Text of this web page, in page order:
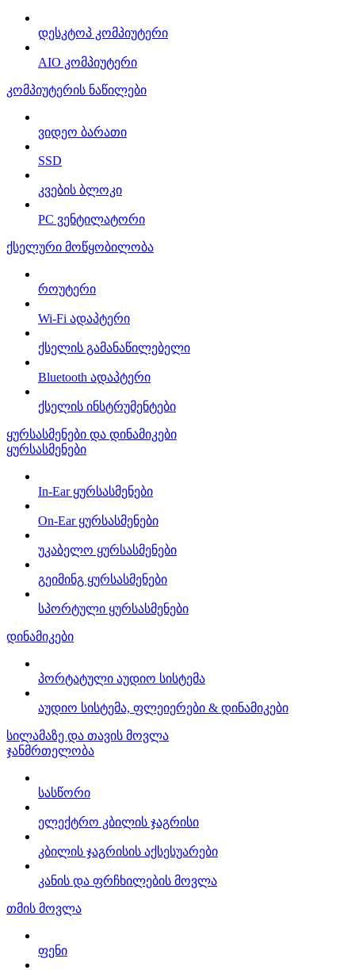
დესკტოპ კომპიუტერი
AIO კომპიუტერი
კომპიუტერის ნაწილები
ვიდეო ბარათი
SSD
კვების ბლოკი
PC ვენტილატორი
ქსელური მოწყობილობა
როუტერი
Wi-Fi ადაპტერი
ქსელის გამანაწილებელი
Bluetooth ადაპტერი
ქსელის ინსტრუმენტები
ყურსასმენები და დინამიკები
ყურსასმენები
In-Ear ყურსასმენები
On-Ear ყურსასმენები
უკაბელო ყურსასმენები
გეიმინგ ყურსასმენები
სპორტული ყურსასმენები
დინამიკები
პორტატული აუდიო სისტემა
აუდიო სისტემა, ფლეიერები & დინამიკები
სილამაზე და თავის მოვლა
ჯანმრთელობა
სასწორი
ელექტრო კბილის ჯაგრისი
კბილის ჯაგრისის აქსესუარები
კანის და ფრჩხილების მოვლა
თმის მოვლა
ფენი